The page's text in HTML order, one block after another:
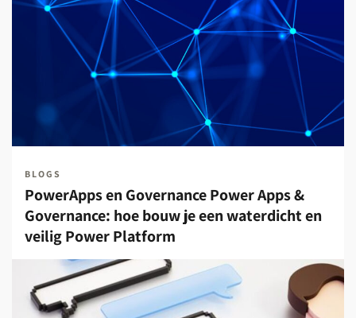
BLOGS
PowerApps en Governance Power Apps &
Governance: hoe bouw je een waterdicht en
veilig Power Platform